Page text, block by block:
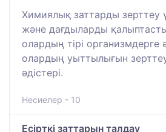
Химиялық заттарды зерттеу
және дағдыларды
олардың тірі организмдерге
олардың уыттылығын
әдістері.
Несиелер - 10
Есірткі заттарын талдау